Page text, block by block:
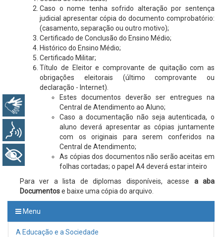
Caso o nome tenha sofrido alteração por sentença
judicial apresentar cópia do documento comprobatório:
(casamento, separação ou outro motivo);
Certificado de Conclusão do Ensino Médio;
Histórico do Ensino Médio;
Certificado Militar;
Título de Eleitor e comprovante de quitação com as
obrigações eleitorais (último comprovante ou
declaração - Internet).
Estes documentos deverão ser entregues na
Central de Atendimento ao Aluno;
Caso a documentação não seja autenticada, o
aluno deverá apresentar as cópias juntamente
com os originais para serem conferidos na
Central de Atendimento;
As cópias dos documentos não serão aceitas em
folhas cortadas; o papel A4 deverá estar inteiro
Para ver a lista de diplomas disponíveis, acesse a aba
Documentose baixe uma cópia do arquivo.
Menu
A Educação e a Sociedade
+ Acessibilidade